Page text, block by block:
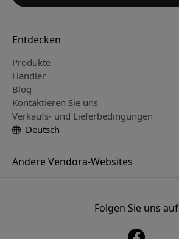
Entdecken
Produkte
Händler
Blog
Kontaktieren Sie uns
Verkaufs- und Lieferbedingungen
Deutsch
Andere Vendora-Websites
Folgen Sie uns auf